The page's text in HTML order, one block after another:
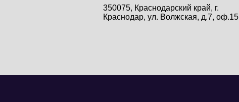
350075, Краснодарский край, г.
Краснодар, ул. Волжская, д.7, оф.15